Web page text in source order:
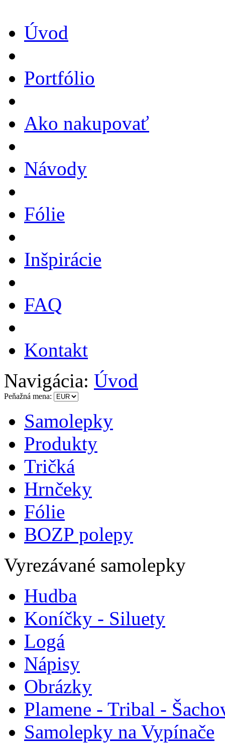
Úvod
Portfólio
Ako nakupovať
Návody
Fólie
Inšpirácie
FAQ
Kontakt
Navigácia: Úvod
Peňažná mena:
Samolepky
Produkty
Tričká
Hrnčeky
Fólie
BOZP polepy
Vyrezávané samolepky
Hudba
Koníčky - Siluety
Logá
Nápisy
Obrázky
Plamene - Tribal -
Samolepky na Vypínače